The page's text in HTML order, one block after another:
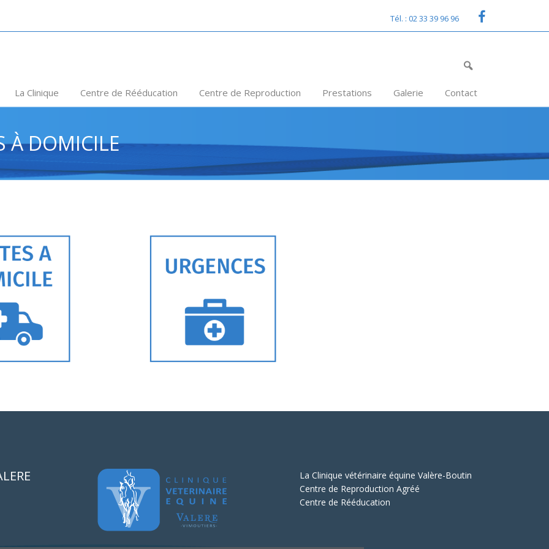
Tél. : 02 33 39 96 96
La Clinique Centre de Rééducation Centre de Reproduction Prestations Galerie Contact
À DOMICILE
La Clinique vétérinaire équine Valère-Boutin
Centre de Reproduction Agréé
Centre de Rééducation